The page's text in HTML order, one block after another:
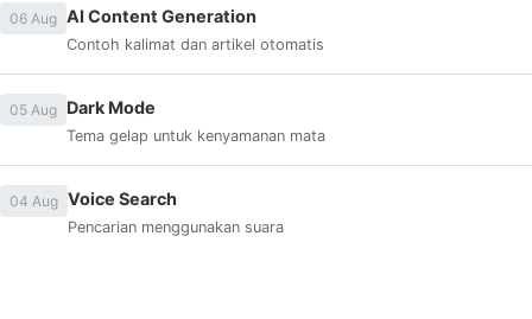
06 Aug AI Content Generation
Contoh kalimat dan artikel otomatis
05 Aug Dark Mode
Tema gelap untuk kenyamanan mata
04 Aug Voice Search
Pencarian menggunakan suara